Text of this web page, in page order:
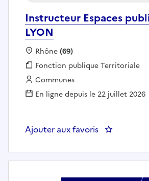
Instructeur Espaces
LYON
Localisation :
Rhône(69)
Fonction publique :
Fonction publique Territoriale
Employeur :
Communes
En ligne depuis le 22 juillet 2026
Ajouter aux favoris :